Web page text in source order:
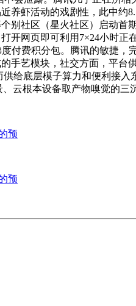
养虾活动的戏剧性，此中
别社区（星火社区）启动
开网页即可利用7×24小时
付费积分包。腾讯的敏捷
手艺模块，社交方面，平
给底层模子算力和便利接
云根本设备取产物嗅觉的三
预
预